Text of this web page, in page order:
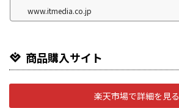
www.itmedia.co.jp
商品購入サイト
楽天市場で詳細を見る